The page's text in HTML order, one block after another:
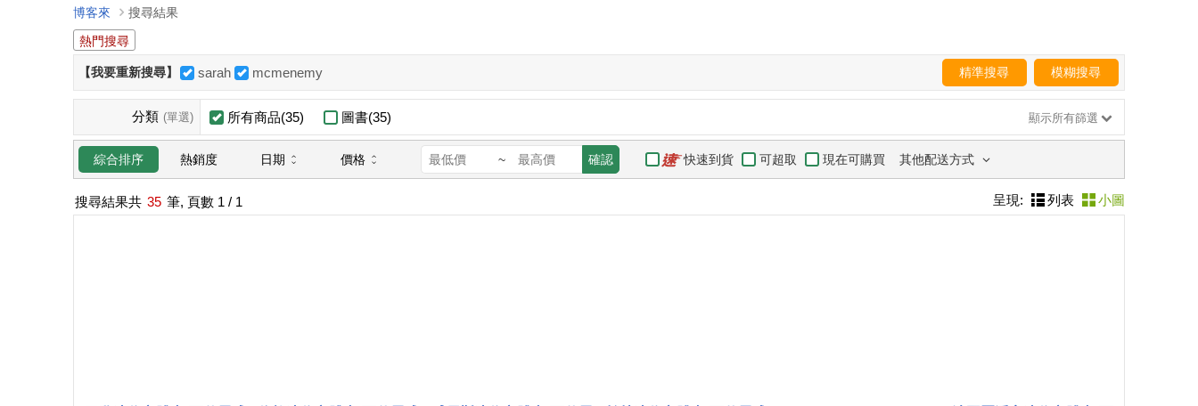
博客來
搜尋結果
熱門搜尋
【我要重新搜尋】 sarah mcmenemy 精準搜尋 模糊搜尋
分類 (單選) 所有商品(35) 圖書(35) 顯示所有篩選
綜合排序 熱銷度 日期 價格 ~ 確認 快速到貨 可超取 現在可購買 其他配送方式
搜尋結果共 35 筆, 頁數 1 / 1 呈現: 列表 小圖